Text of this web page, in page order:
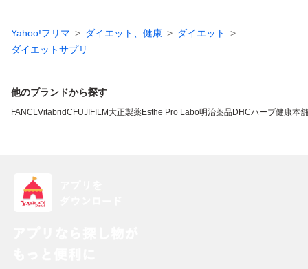
Yahoo!フリマ ダイエット、健康
ダイエット
ダイエットサプリ
他のブランドから探す
FANCLVitabridC FUJIFILM 大正製薬Esthe Pro Labo明治薬品DHCハーブ健康本舗